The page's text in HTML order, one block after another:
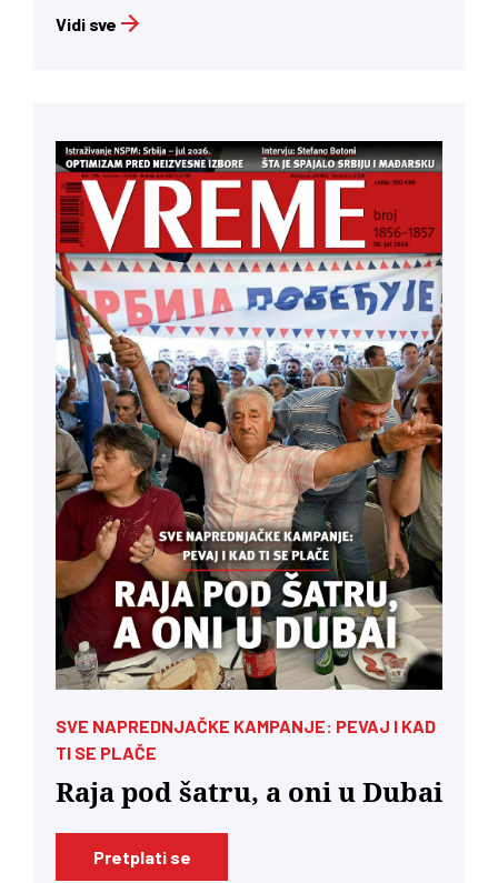
Vidi sve
SVE NAPREDNJAČKE KAMPANJE: PEVAJ I KAD
TI SE PLAČE
Raja pod šatru, a oni u Dubai
Pretplati se